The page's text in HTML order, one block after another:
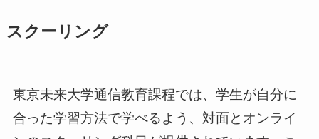
スクーリング
東京未来大学通信教育課程では、学生が自分に
合った学習方法で学べるよう、対面とオンライ